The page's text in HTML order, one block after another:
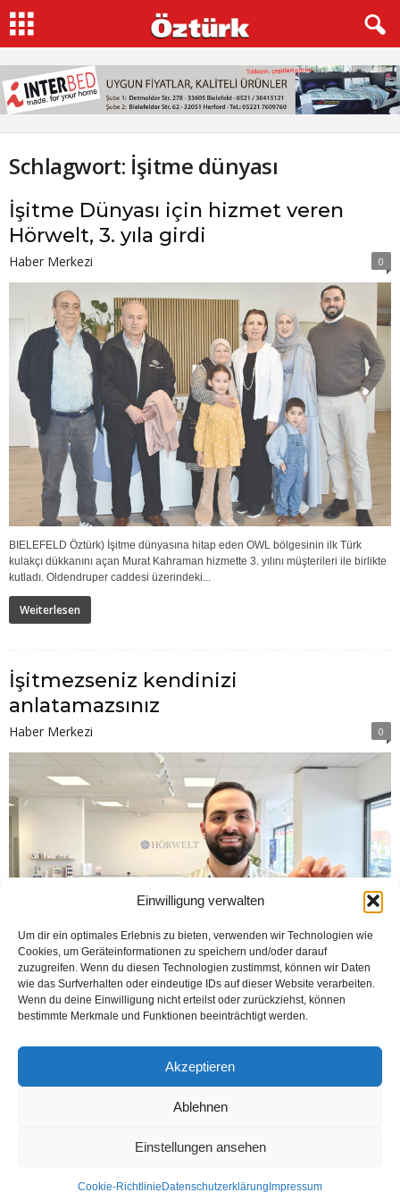
Einwilligung verwalten
Um dir ein optimales Erlebnis zu bieten, verwenden wir Technologien wie
Cookies, um Geräteinformationen zu speichern und/oder darauf
zuzugreifen. Wenn du diesen Technologien zustimmst, können wir Daten
wie das Surfverhalten oder eindeutige IDs auf dieser Website verarbeiten.
Wenn du deine Einwilligung nicht erteilst oder zurückziehst, können
bestimmte Merkmale und Funktionen beeinträchtigt werden.
Akzeptieren
Ablehnen
Einstellungen ansehen
Cookie-Richtlinie Datenschutzerklärung Impressum
Schlagwort: İşitme dünyası
İşitme Dünyası için hizmet veren
Hörwelt, 3. yıla girdi
Haber Merkezi 0
BIELEFELD Öztürk) İşitme dünyasına hitap eden OWL bölgesinin ilk Türk
kulakçı dükkanını açan Murat Kahraman hizmette 3. yılını müşterileri ile birlikte
kutladı. Oldendruper caddesi üzerindeki...
Weiterlesen
İşitmezseniz kendinizi
anlatamazsınız
Haber Merkezi 0
BIELEFELD (Öztürk) Sivaslı bir ailenin ferdi olan Gütersloh doğumlu Murat
hareketli iş merkezlerinden bir olan ve...
Weiterlesen
© Öztürk Gazetesi 1986 – 2026